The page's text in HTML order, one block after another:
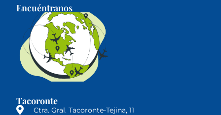
Encuéntranos
Tacoronte
Ctra. Gral. Tacoronte-Tejina, 11